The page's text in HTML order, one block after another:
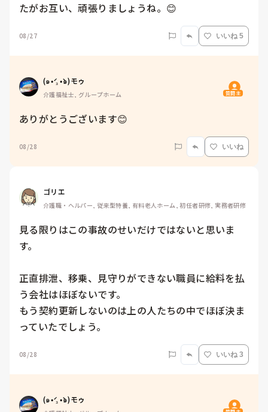
たがお互い、頑張りましょうね。😊
08/27 いいね 5
(๑•́ ₃ •̀๑)モゥ
介護福祉士, グループホーム 質問主
ありがとうございます😊
08/28 いいね
ゴリエ
介護職・ヘルパー, 従来型特養, 有料老人ホーム, 初任者研修, 実務者研修
見る限りはこの事故のせいだけではないと思いま
す。
正直排泄、移乗、見守りができない職員に給料を払
う会社はほぼないです。
もう契約更新しないのは上の人たちの中でほぼ決ま
08/28 いいね 3
(๑•́ ₃ •̀๑)モゥ